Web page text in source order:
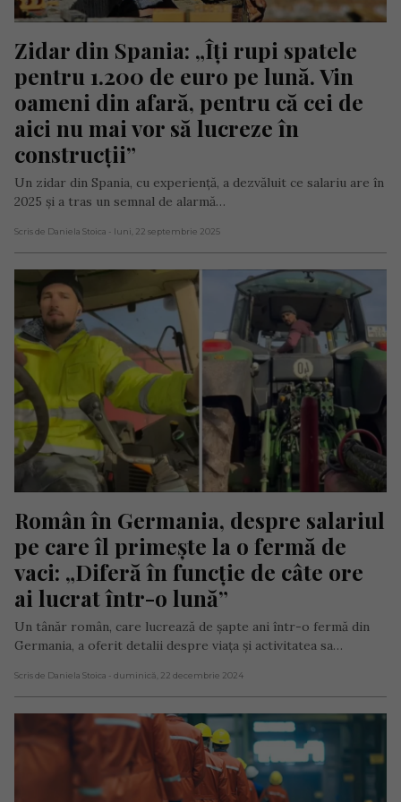
Zidar din Spania: „Îți rupi spatele
pentru 1.200 de euro pe lună. Vin
oameni din afară, pentru că cei de
aici nu mai vor să lucreze în
construcții”
Un zidar din Spania, cu experiență, a dezvăluit ce salariu are în
2025 și a tras un semnal de alarmă…
Scris de Daniela Stoica - luni, 22 septembrie 2025
Român în Germania, despre salariul
pe care îl primește la o fermă de
vaci: „Diferă în funcție de câte ore
ai lucrat într-o lună”
Un tânăr român, care lucrează de șapte ani într-o fermă din
Germania, a oferit detalii despre viața și activitatea sa…
Scris de Daniela Stoica - duminică, 22 decembrie 2024